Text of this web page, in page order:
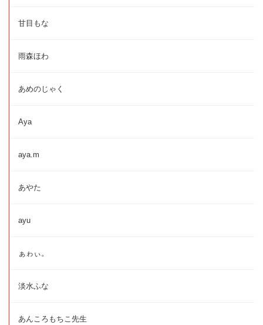
甘目もな
雨森ほわ
あめのじゃく
Aya
aya.m
あやた
ayu
ぁゎぃ。
淡水ふな
あんころもちこ先生